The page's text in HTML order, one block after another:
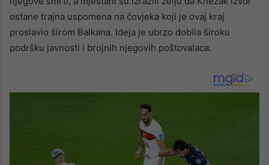
ostane trajna uspomena na čovjeka koji je ovaj kraj
proslavio širom Balkana. Ideja je ubrzo dobila široku
podršku javnosti i brojnih njegovih poštovalaca.